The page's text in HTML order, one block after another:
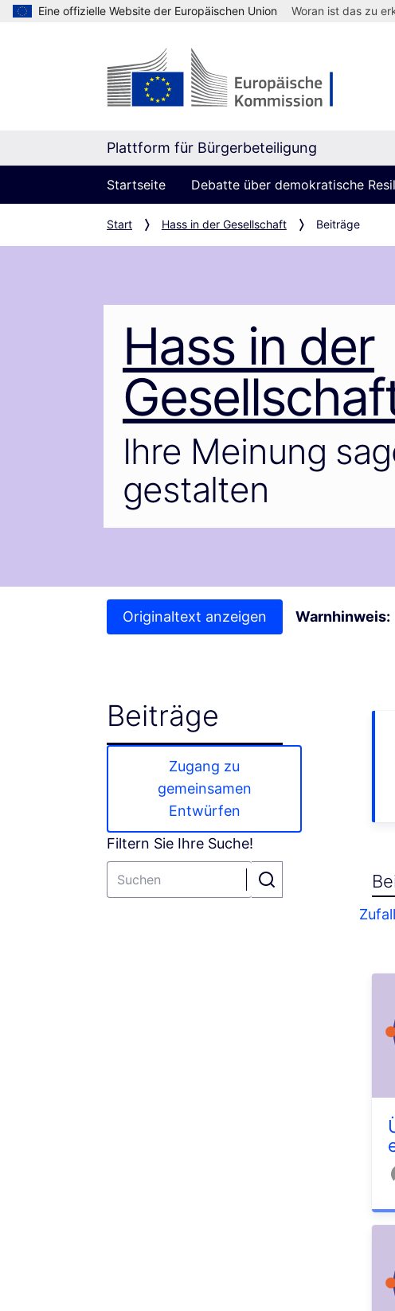
Eine offizielle Website der Europäischen Union Woran ist das zu
Plattform für Bürgerbeteiligung
Startseite Debatte über demokratische
Start Hass in der Gesellschaft Beiträge
Hass in der
Ihre Meinung
gestalten
Originaltext anzeigen Warnhinweis:
Beiträge
Zugang zu
gemeinsamen
Entwürfen
Filtern Sie Ihre Suche!